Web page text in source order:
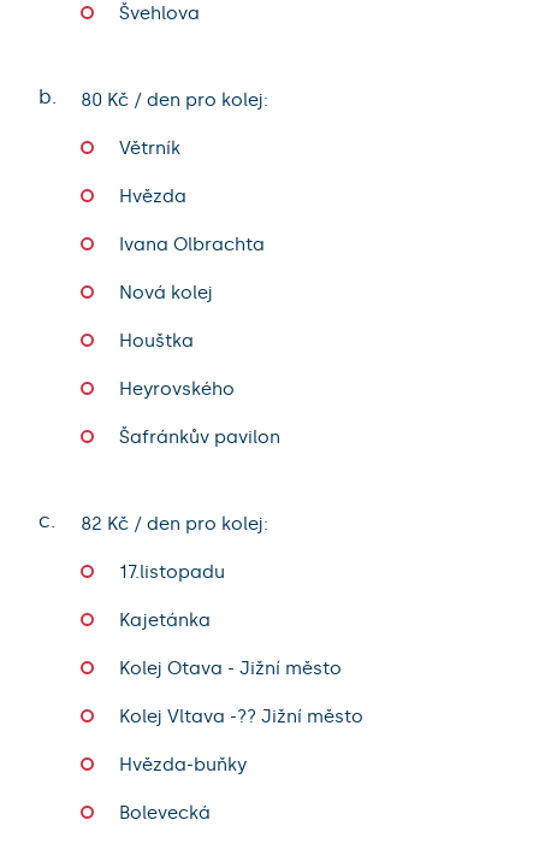
Švehlova
b. 80 Kč / den pro kolej:
Větrník
Hvězda
Ivana Olbrachta
Nová kolej
Houštka
Heyrovského
Šafránkův pavilon
c. 82 Kč / den pro kolej:
17.listopadu
Kajetánka
Kolej Otava - Jižní město
Kolej Vltava -?? Jižní město
Hvězda-buňky
Bolevecká